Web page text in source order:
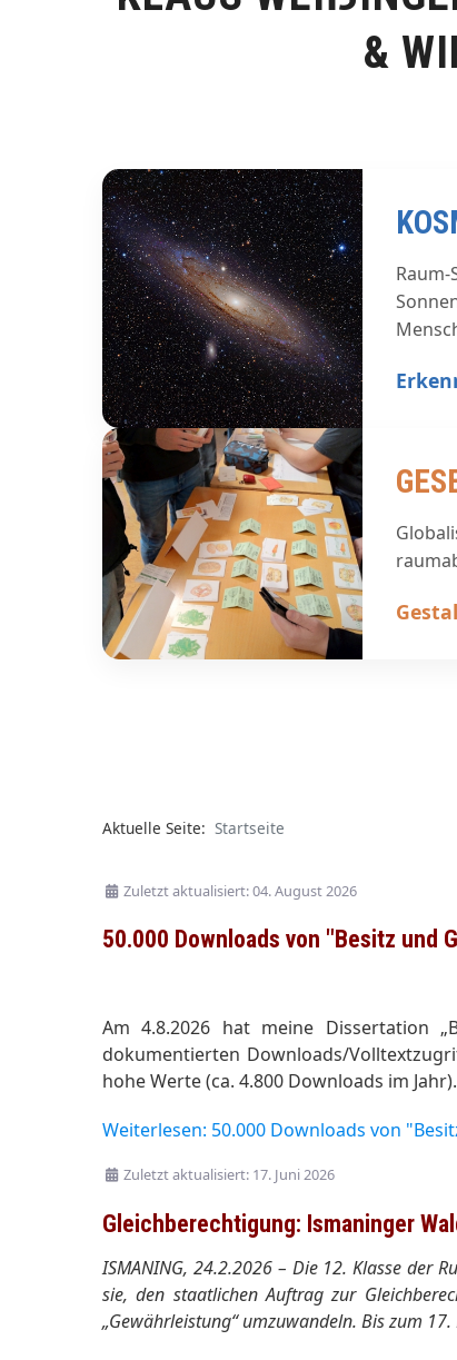
&
Aktuelle Seite: Startseite
Zuletzt aktualisiert: 04. August 2026
50.000 Downloads von "Besitz und
Am 4.8.2026 hat meine Dissertation
dokumentierten Downloads/
hohe Werte (ca. 4.800 Downloads im Jahr).
Weiterlesen: 50.000 Downloads von
Zuletzt aktualisiert: 17. Juni 2026
Gleichberechtigung: Ismaninger
ISMANING, 24.2.2026 – Die 12. Klasse der
sie, den staatlichen Auftrag zur
„Gewährleistung“ umzuwandeln. Bis zum